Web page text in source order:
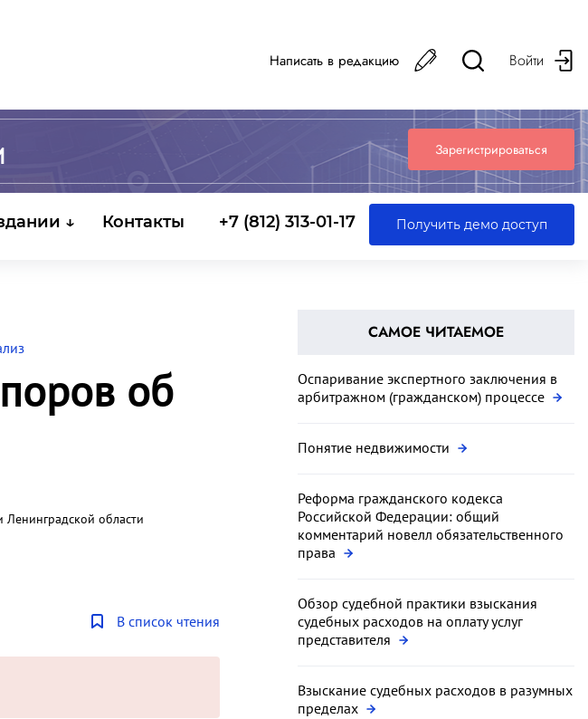
Написать в редакцию Войти
Зарегистрироваться
↓ Контакты +7 (812) 313-01-17 Получить демо доступ
об
Ленинградской области
В список чтения
САМОЕ ЧИТАЕМОЕ
Оспаривание экспертного заключения в
арбитражном (гражданском) процессе
Понятие недвижимости
Реформа гражданского кодекса
Российской Федерации: общий
комментарий новелл обязательственного
права
Обзор судебной практики взыскания
судебных расходов на оплату услуг
представителя
Взыскание судебных расходов в разумных
пределах